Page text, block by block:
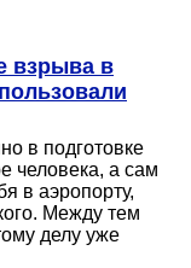
взрыва в
в подготовке
человека, а сам
в аэропорту,
Между тем
делу уже